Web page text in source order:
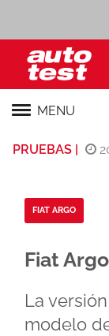
MENU
PRUEBAS |
FIAT ARGO
Fiat
La
modelo